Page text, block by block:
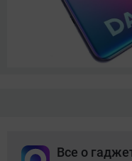
Все о